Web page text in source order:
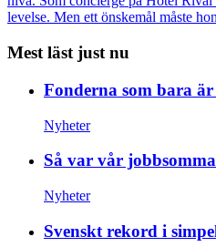
levelse. Men ett önskemål måste
Mest läst just nu
Fonderna som bara
Nyheter
Så var vår
Nyheter
Svenskt rekord i